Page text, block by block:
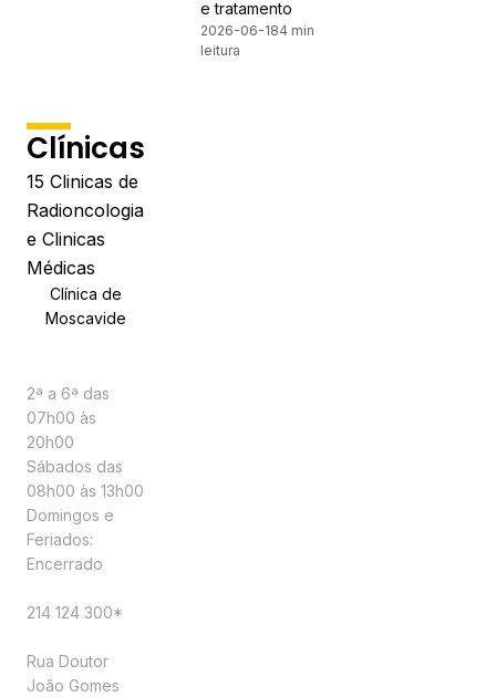
e tratamento
2026-06-184 min
leitura
Clínicas
15 Clinicas de
Radioncologia
e Clinicas
Médicas
Clínica de
Moscavide
2ª a 6ª das
07h00 às
20h00
Sábados das
08h00 às 13h00
Domingos e
Feriados:
Encerrado
214 124 300*
Rua Doutor
João Gomes